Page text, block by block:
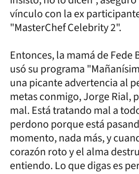
vínculo con la ex
"MasterChef Celebrity 2".
Entonces, la mamá de Fede
usó su programa
una picante advertencia al
metas conmigo, Jorge Rial,
mal. Está tratando mal a
perdono porque está
momento, nada más, y
corazón roto y el alma
entiendo. Lo que digas es